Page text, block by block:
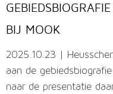
BIJ MOOK
2025.10.23 |
aan de
naar de presentatie